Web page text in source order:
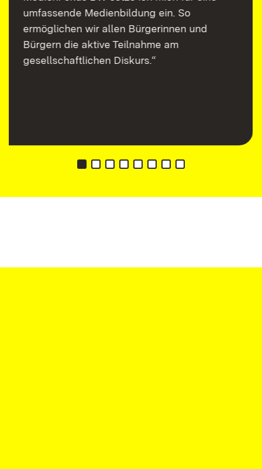
umfassende Medienbildung ein. So
ermöglichen wir allen Bürgerinnen und
Bürgern die aktive Teilnahme am
gesellschaftlichen Diskurs.“